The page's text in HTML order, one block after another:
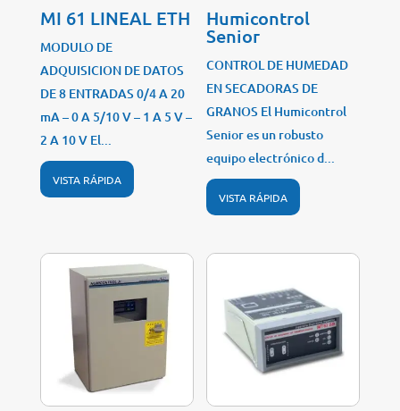
MI 61 LINEAL ETH
MODULO DE
ADQUISICION DE DATOS
DE 8 ENTRADAS 0/4 A 20
mA – 0 A 5/10 V – 1 A 5 V –
2 A 10 V El...
VISTA RÁPIDA
Humicontrol
Senior
CONTROL DE HUMEDAD
EN SECADORAS DE
GRANOS El Humicontrol
Senior es un robusto
equipo electrónico d...
VISTA RÁPIDA